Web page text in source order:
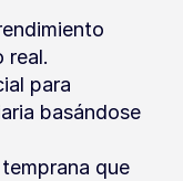
real.
para
basándose
que